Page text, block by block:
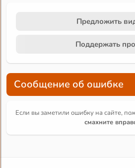
Предложить
Поддержать
Сообщение об ошибке
Если вы заметили ошибку на сайте,
смахните